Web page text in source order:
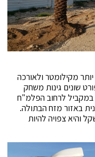
מקילומטר ולאורכה
שונים גינות משחק
במקביל לרחוב הפלמ"ח
באזור מזח הבתולה.
כ 8 מיליון שקל והיא צפויה להיות